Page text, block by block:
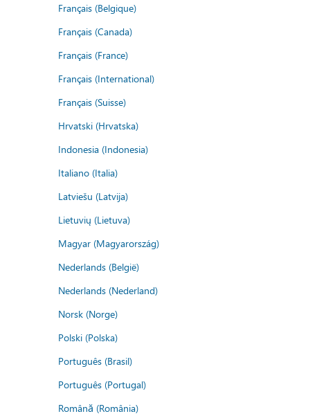
Français (Belgique)
Français (Canada)
Français (France)
Français (International)
Français (Suisse)
Hrvatski (Hrvatska)
Indonesia (Indonesia)
Italiano (Italia)
Latviešu (Latvija)
Lietuvių (Lietuva)
Magyar (Magyarország)
Nederlands (België)
Nederlands (Nederland)
Norsk (Norge)
Polski (Polska)
Português (Brasil)
Português (Portugal)
Română (România)